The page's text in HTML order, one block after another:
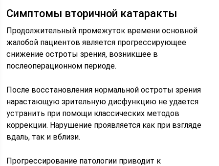
Симптомы вторичной катаракты
Продолжительный промежуток времени основной
жалобой пациентов является прогрессирующее
снижение остроты зрения, возникшее в
послеоперационном периоде.
После восстановления нормальной остроты зрения
нарастающую зрительную дисфункцию не удается
устранить при помощи классических методов
коррекции. Нарушение проявляется как при взгляде
вдаль, так и вблизи.
Прогрессирование патологии приводит к